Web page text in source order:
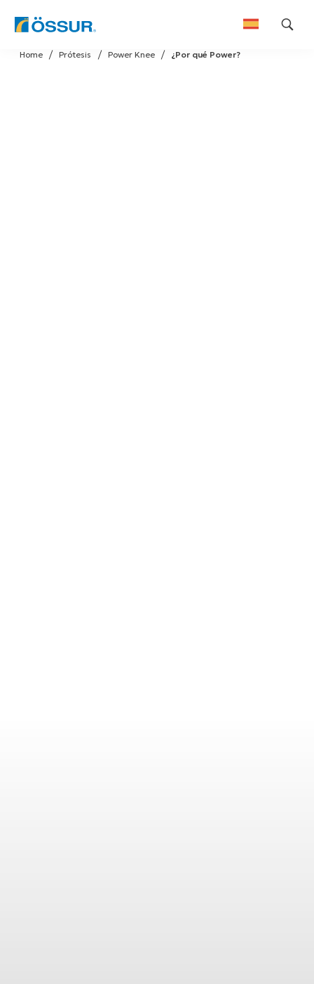
Skip
to
¿Por qué Power?
Power Knee
Prótesis
Home